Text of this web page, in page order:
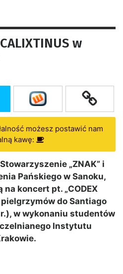
w
możesz postawić nam
kawę:
„ZNAK” i
Pańskiego w Sanoku,
koncert pt. „CODEX
pielgrzymów do Santiago
w wykonaniu studentów
Instytutu